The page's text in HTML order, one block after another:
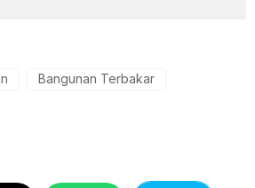
Bangunan Terbakar